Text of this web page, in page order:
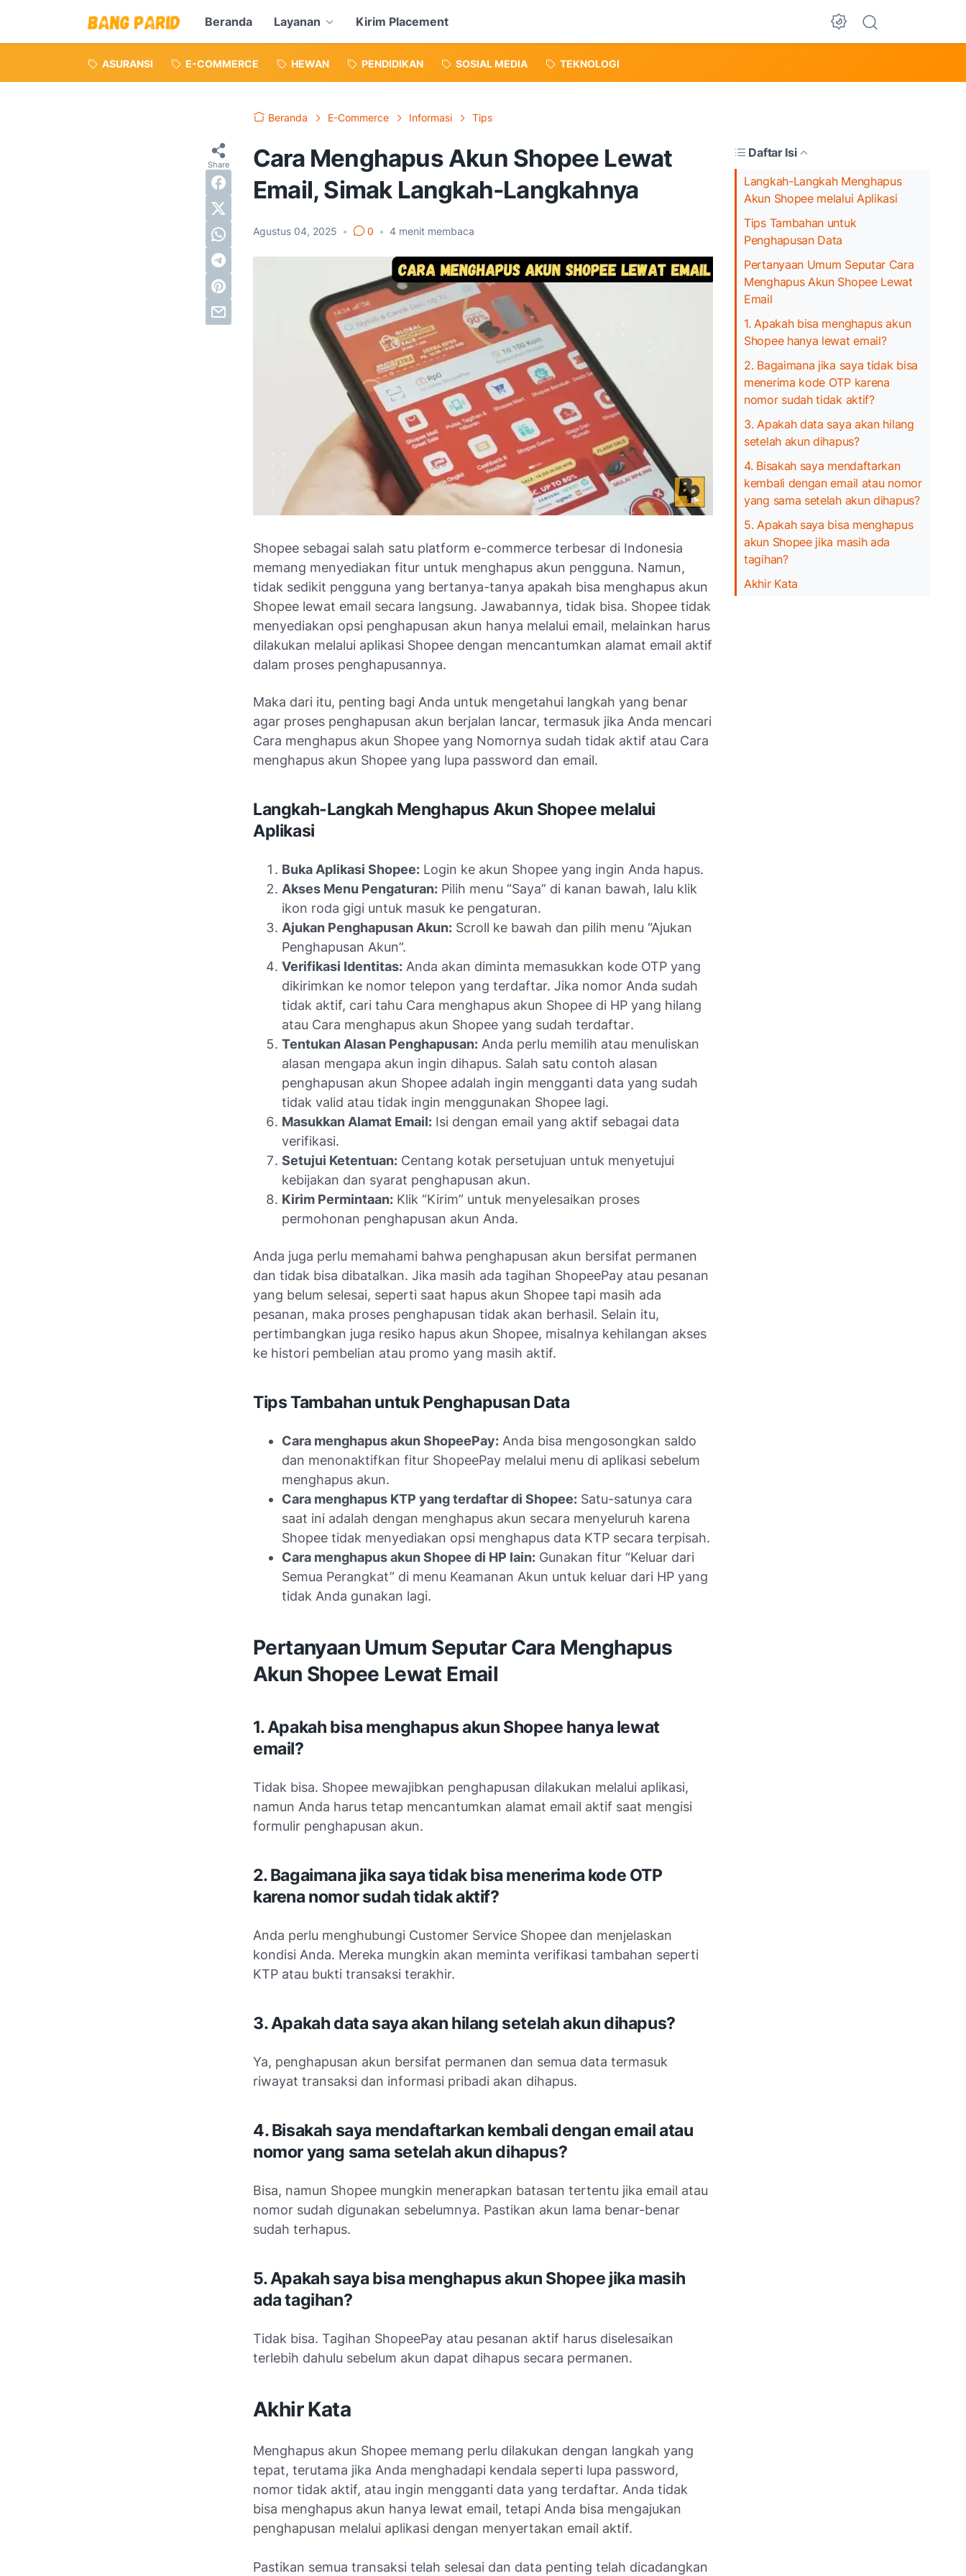
Beranda Layanan Kirim Placement
Dark Mode
ASURANSI E-COMMERCE HEWAN PENDIDIKAN SOSIAL MEDIA TEKNOLOGI
Beranda E-Commerce Informasi Tips
Cara Menghapus Akun Shopee Lewat
Email, Simak Langkah-Langkahnya
Agustus 04, 2025 • 0 • 4 menit membaca
Daftar Isi
Langkah-Langkah Menghapus
Akun Shopee melalui Aplikasi
Tips Tambahan untuk
Penghapusan Data
Pertanyaan Umum Seputar Cara
Menghapus Akun Shopee Lewat
Email
1. Apakah bisa menghapus akun
Shopee hanya lewat email?
2. Bagaimana jika saya tidak bisa
menerima kode OTP karena
nomor sudah tidak aktif?
3. Apakah data saya akan hilang
setelah akun dihapus?
4. Bisakah saya mendaftarkan
kembali dengan email atau nomor
yang sama setelah akun dihapus?
5. Apakah saya bisa menghapus
akun Shopee jika masih ada
tagihan?
Akhir Kata
Shopee sebagai salah satu platform e-commerce terbesar di Indonesia
memang menyediakan fitur untuk menghapus akun pengguna. Namun,
tidak sedikit pengguna yang bertanya-tanya apakah bisa menghapus akun
Shopee lewat email secara langsung. Jawabannya, tidak bisa. Shopee tidak
menyediakan opsi penghapusan akun hanya melalui email, melainkan harus
dilakukan melalui aplikasi Shopee dengan mencantumkan alamat email aktif
dalam proses penghapusannya.
Maka dari itu, penting bagi Anda untuk mengetahui langkah yang benar
agar proses penghapusan akun berjalan lancar, termasuk jika Anda mencari
Cara menghapus akun Shopee yang Nomornya sudah tidak aktif atau Cara
menghapus akun Shopee yang lupa password dan email.
Langkah-Langkah Menghapus Akun Shopee melalui
Aplikasi
Buka Aplikasi Shopee: Login ke akun Shopee yang ingin Anda hapus.
Akses Menu Pengaturan: Pilih menu “Saya” di kanan bawah, lalu klik
ikon roda gigi untuk masuk ke pengaturan.
Ajukan Penghapusan Akun: Scroll ke bawah dan pilih menu “Ajukan
Penghapusan Akun”.
Verifikasi Identitas: Anda akan diminta memasukkan kode OTP yang
dikirimkan ke nomor telepon yang terdaftar. Jika nomor Anda sudah
tidak aktif, cari tahu Cara menghapus akun Shopee di HP yang hilang
atau Cara menghapus akun Shopee yang sudah terdaftar.
Tentukan Alasan Penghapusan: Anda perlu memilih atau menuliskan
alasan mengapa akun ingin dihapus. Salah satu contoh alasan
penghapusan akun Shopee adalah ingin mengganti data yang sudah
tidak valid atau tidak ingin menggunakan Shopee lagi.
Masukkan Alamat Email: Isi dengan email yang aktif sebagai data
verifikasi.
Setujui Ketentuan: Centang kotak persetujuan untuk menyetujui
kebijakan dan syarat penghapusan akun.
Kirim Permintaan: Klik “Kirim” untuk menyelesaikan proses
permohonan penghapusan akun Anda.
Anda juga perlu memahami bahwa penghapusan akun bersifat permanen
dan tidak bisa dibatalkan. Jika masih ada tagihan ShopeePay atau pesanan
yang belum selesai, seperti saat hapus akun Shopee tapi masih ada
pesanan, maka proses penghapusan tidak akan berhasil. Selain itu,
pertimbangkan juga resiko hapus akun Shopee, misalnya kehilangan akses
ke histori pembelian atau promo yang masih aktif.
Tips Tambahan untuk Penghapusan Data
Cara menghapus akun ShopeePay: Anda bisa mengosongkan saldo
dan menonaktifkan fitur ShopeePay melalui menu di aplikasi sebelum
menghapus akun.
Cara menghapus KTP yang terdaftar di Shopee: Satu-satunya cara
saat ini adalah dengan menghapus akun secara menyeluruh karena
Shopee tidak menyediakan opsi menghapus data KTP secara terpisah.
Cara menghapus akun Shopee di HP lain: Gunakan fitur “Keluar dari
Semua Perangkat” di menu Keamanan Akun untuk keluar dari HP yang
tidak Anda gunakan lagi.
Pertanyaan Umum Seputar Cara Menghapus
Akun Shopee Lewat Email
1. Apakah bisa menghapus akun Shopee hanya lewat
email?
Tidak bisa. Shopee mewajibkan penghapusan dilakukan melalui aplikasi,
namun Anda harus tetap mencantumkan alamat email aktif saat mengisi
formulir penghapusan akun.
2. Bagaimana jika saya tidak bisa menerima kode OTP
karena nomor sudah tidak aktif?
Anda perlu menghubungi Customer Service Shopee dan menjelaskan
kondisi Anda. Mereka mungkin akan meminta verifikasi tambahan seperti
KTP atau bukti transaksi terakhir.
3. Apakah data saya akan hilang setelah akun dihapus?
Ya, penghapusan akun bersifat permanen dan semua data termasuk
riwayat transaksi dan informasi pribadi akan dihapus.
4. Bisakah saya mendaftarkan kembali dengan email atau
nomor yang sama setelah akun dihapus?
Bisa, namun Shopee mungkin menerapkan batasan tertentu jika email atau
nomor sudah digunakan sebelumnya. Pastikan akun lama benar-benar
sudah terhapus.
5. Apakah saya bisa menghapus akun Shopee jika masih
ada tagihan?
Tidak bisa. Tagihan ShopeePay atau pesanan aktif harus diselesaikan
terlebih dahulu sebelum akun dapat dihapus secara permanen.
Akhir Kata
Menghapus akun Shopee memang perlu dilakukan dengan langkah yang
tepat, terutama jika Anda menghadapi kendala seperti lupa password,
nomor tidak aktif, atau ingin mengganti data yang terdaftar. Anda tidak
bisa menghapus akun hanya lewat email, tetapi Anda bisa mengajukan
penghapusan melalui aplikasi dengan menyertakan email aktif.
Pastikan semua transaksi telah selesai dan data penting telah dicadangkan